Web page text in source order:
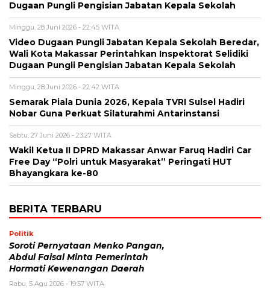
Dugaan Pungli Pengisian Jabatan Kepala Sekolah
Minggu, 28 Juni 2026 - 22:45 WITA
Video Dugaan Pungli Jabatan Kepala Sekolah Beredar,
Wali Kota Makassar Perintahkan Inspektorat Selidiki
Dugaan Pungli Pengisian Jabatan Kepala Sekolah
Minggu, 28 Juni 2026 - 22:42 WITA
Semarak Piala Dunia 2026, Kepala TVRI Sulsel Hadiri
Nobar Guna Perkuat Silaturahmi Antarinstansi
Sabtu, 27 Juni 2026 - 23:27 WITA
Wakil Ketua II DPRD Makassar Anwar Faruq Hadiri Car
Free Day “Polri untuk Masyarakat” Peringati HUT
Bhayangkara ke-80
BERITA TERBARU
Politik
Soroti Pernyataan Menko Pangan,
Abdul Faisal Minta Pemerintah
Hormati Kewenangan Daerah
Rabu, 5 Agu 2026 - 19:57 WITA